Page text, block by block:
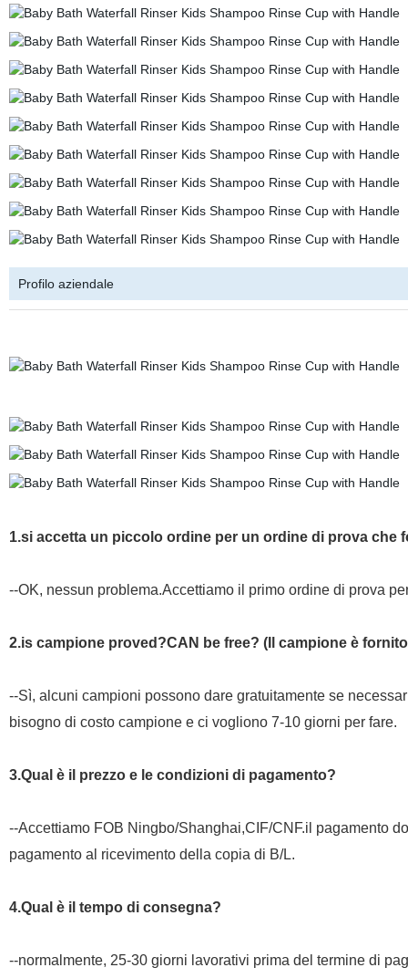
Profilo aziendale
1.si accetta un piccolo ordine per un ordine di prova che
--OK, nessun problema.Accettiamo il primo ordine di prova
2.is campione proved?CAN be free? (Il campione è
--Sì, alcuni campioni possono dare gratuitamente se
bisogno di costo campione e ci vogliono 7-10 giorni per fare.
3.Qual è il prezzo e le condizioni di pagamento?
--Accettiamo FOB Ningbo/Shanghai,CIF/CNF.il pagamento
pagamento al ricevimento della copia di B/L.
4.Qual è il tempo di consegna?
--normalmente, 25-30 giorni lavorativi prima del termine di